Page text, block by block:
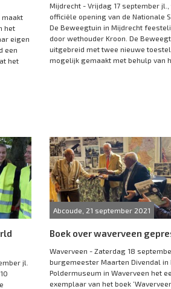
maakt
het
eigen
een
het
Mijdrecht - Vrijdag 17 september jl.,
officiële opening van de Nationale
De Beweegtuin in Mijdrecht
door wethouder Kroon. De
uitgebreid met twee nieuwe
mogelijk gemaakt met behulp van
jl.
Abcoude, 21 september 2021
Boek over waverveen
Waverveen - Zaterdag 18
burgemeester Maarten Divendal in
Poldermuseum in Waverveen het
exemplaar van het boek